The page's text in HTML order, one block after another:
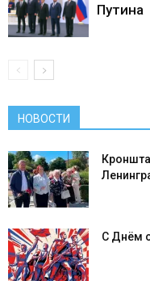
Путина
НОВОСТИ
С Днём